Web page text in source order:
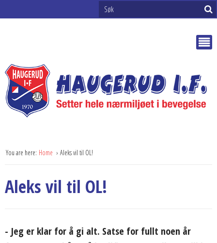
You are here: Home Aleks vil til OL!
Aleks vil til OL!
- Jeg er klar for å gi alt. Satse for fullt noen år